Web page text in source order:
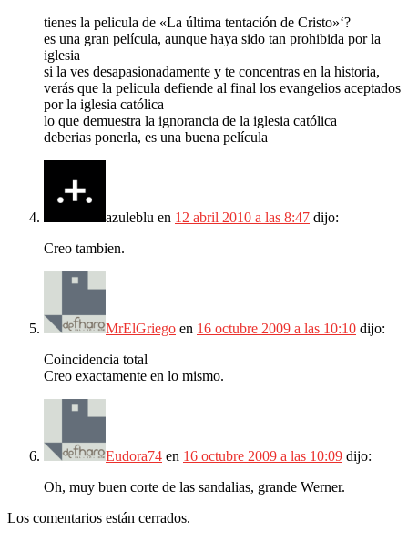
tienes la pelicula de «La última tentación de Cristo»‘?
es una gran película, aunque haya sido tan prohibida por la
iglesia
si la ves desapasionadamente y te concentras en la historia,
verás que la pelicula defiende al final los evangelios aceptados
por la iglesia católica
lo que demuestra la ignorancia de la iglesia católica
deberias ponerla, es una buena película
azuleblu en 12 abril 2010 a las 8:47 dijo:
Creo tambien.
MrElGriego en 16 octubre 2009 a las 10:10 dijo:
Coincidencia total
Creo exactamente en lo mismo.
Eudora74 en 16 octubre 2009 a las 10:09 dijo:
Oh, muy buen corte de las sandalias, grande Werner.
Los comentarios están cerrados.